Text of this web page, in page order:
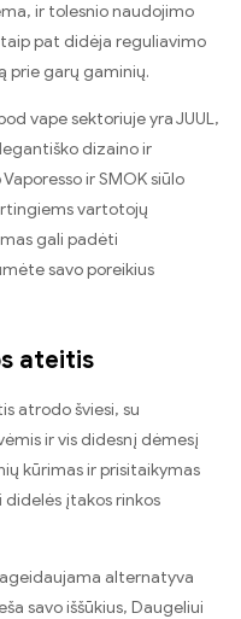
ir tolesnio naudojimo
pat didėja reguliavimo
prie garų gaminių.
vape sektoriuje yra JUUL,
dizaino ir
ir SMOK siūlo
vartotojų
gali padėti
savo poreikius
ateitis
atrodo šviesi, su
ir vis didesnį dėmesį
kūrimas ir prisitaikymas
įtakos rinkos
alternatyva
savo iššūkius, Daugeliui